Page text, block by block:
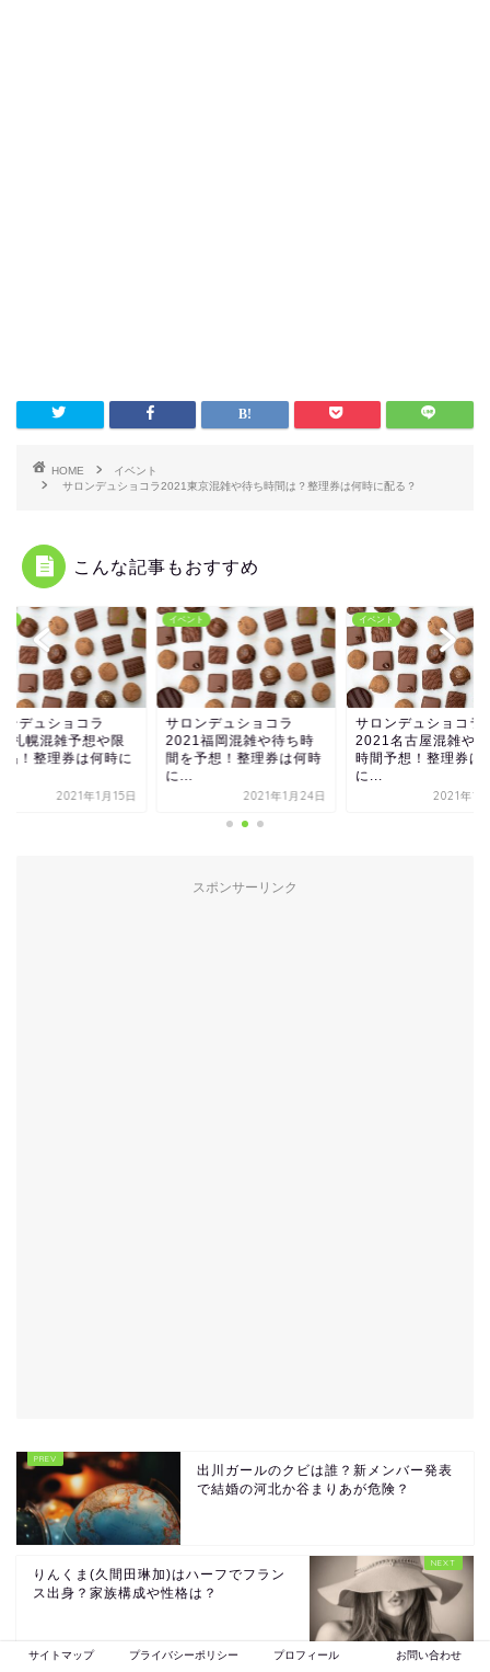
HOME
イベント
サロンデュショコラ2021東京混雑や待ち時間は？整理券は何時に配る？
こんな記事もおすすめ
ンデュショコラ
札幌混雑予想や限
品！整理券は何時に
2021年1月15日
イベント
サロンデュショコラ
2021福岡混雑や待ち時
間を予想！整理券は何時
に...
2021年1月24日
イベント
サロンデュショコラ
2021名古屋混雑や
時間予想！整理券は
に...
2021年1
スポンサーリンク
出川ガールのクビは誰？新メンバー発表
で結婚の河北か谷まりあが危険？
りんくま(久間田琳加)はハーフでフラン
ス出身？家族構成や性格は？
サイトマップ プライバシーポリシー プロフィール お問い合わせ